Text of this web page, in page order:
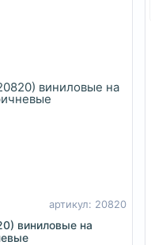
артикул: 20820
виниловые на